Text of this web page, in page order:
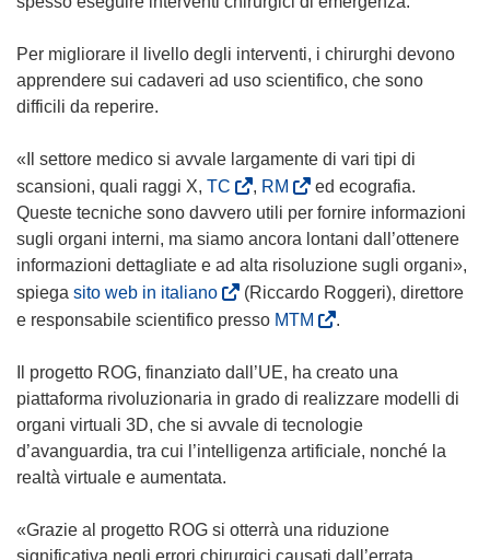
Per migliorare il livello degli interventi, i chirurghi devono
apprendere sui cadaveri ad uso scientifico, che sono
difficili da reperire.
«Il settore medico si avvale largamente di vari tipi di
scansioni, quali raggi X, TC
s
i
a
p
r
i
n
u
n
u
o
, RM
s
i
a
p
r
n
u
n
u
o
ed ecografia.
Queste tecniche sono davvero utili per fornire informazioni
sugli organi interni, ma siamo ancora lontani dall’ottenere
informazioni dettagliate e ad alta risoluzione sugli organi»,
spiega sito web in italiano(
s
a
p
r
e
i
u
n
(Riccardo Roggeri), direttore
e responsabile scientifico presso MTM
i
a
p
r
n
u
.
Il progetto ROG, finanziato dall’UE, ha creato una
piattaforma rivoluzionaria in grado di realizzare modelli di
organi virtuali 3D, che si avvale di tecnologie
d’avanguardia, tra cui l’intelligenza artificiale, nonché la
realtà virtuale e aumentata.
«Grazie al progetto ROG si otterrà una riduzione
significativa negli errori chirurgici causati dall’errata